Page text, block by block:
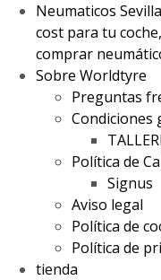
Neumaticos
cost para tu
comprar
Sobre Worldtyre
Preguntas
Condiciones
Política de
Signus
Aviso legal
Política de
Política de
tienda